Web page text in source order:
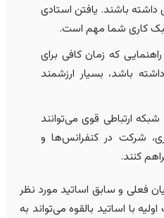
باشند. یافتن استادی
شما مهم است.
که زمان کافی برای
باشد، بسیار ارزشمند
قوی می‌توانند
در کنفرانس‌ها و
و سابق اساتید مورد نظر
بالقوه می‌تواند به